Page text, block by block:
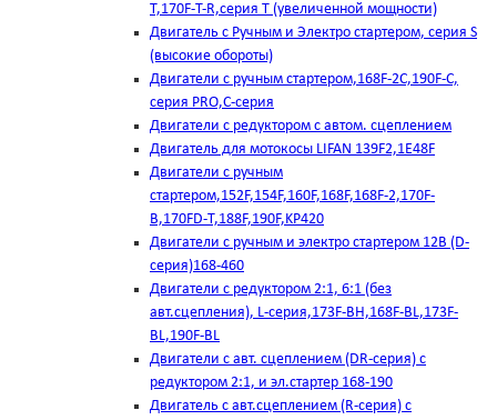
T,170F-T-R,серия Т (увеличенной мощности)
Двигатель с Ручным и Электро стартером, серия S
(высокие обороты)
Двигатели с ручным стартером,168F-2C,190F-C,
серия PRO,C-серия
Двигатели с редуктором с автом. сцеплением
Двигатель для мотокосы LIFAN 139F2,1E48F
Двигатели с ручным
стартером,152F,154F,160F,168F,168F-2,170F-
B,170FD-T,188F,190F,KP420
Двигатели с ручным и электро стартером 12В (D-
серия)168-460
Двигатели с редуктором 2:1, 6:1 (без
авт.сцепления), L-серия,173F-BH,168F-BL,173F-
BL,190F-BL
Двигатели с авт. сцеплением (DR-серия) с
редуктором 2:1, и эл.стартер 168-190
Двигатель с авт.сцеплением (R-серия) с